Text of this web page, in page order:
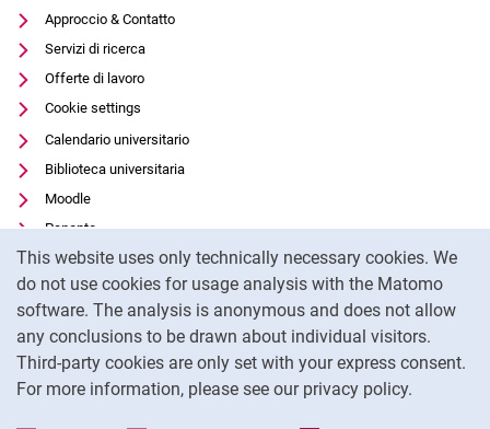
This website uses only technically necessary cookies. We
do not use cookies for usage analysis with the Matomo
software. The analysis is anonymous and does not allow
any conclusions to be drawn about individual visitors.
Third-party cookies are only set with your express consent.
For more information, please see our privacy policy.
Approccio & Contatto
Servizi di ricerca
Offerte di lavoro
Cookie settings
Calendario universitario
Biblioteca universitaria
Moodle
Panopto
Protezione dei dati
Accessibilità
Utilizzo trasparente dell'intelligenza artificiale